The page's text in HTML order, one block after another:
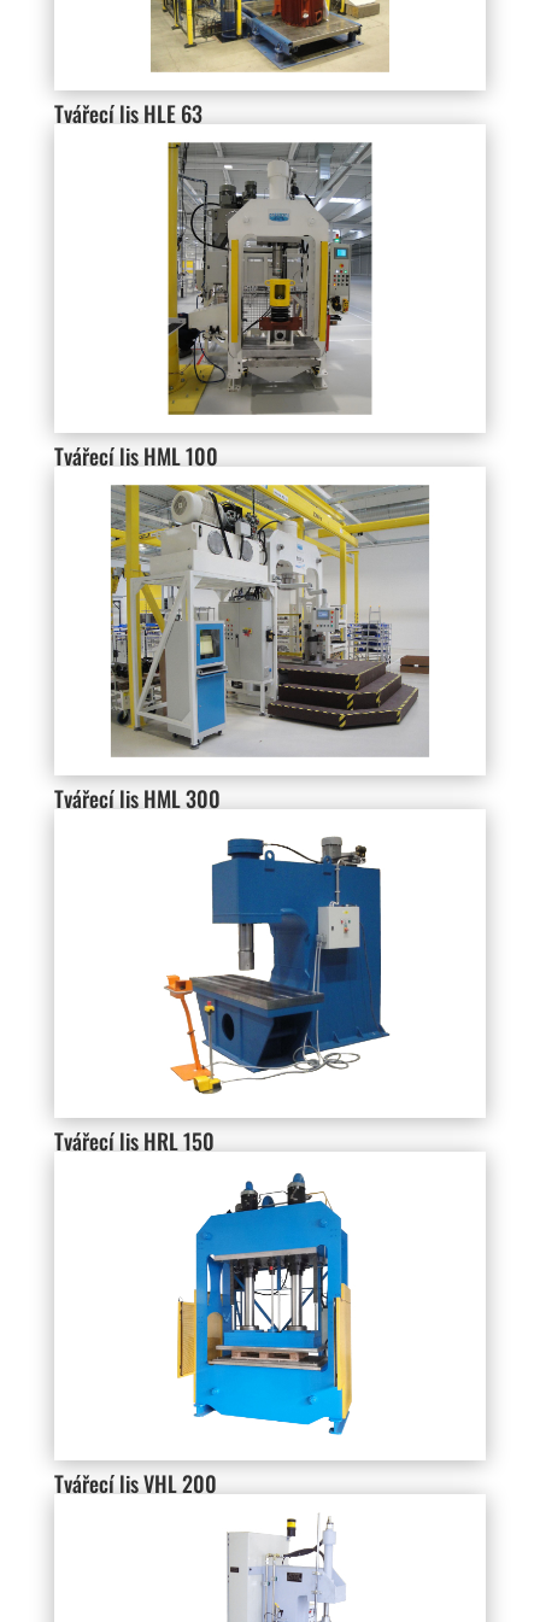
Tvářecí lis HLE 63
Tvářecí lis HML 100
Tvářecí lis HML 300
Tvářecí lis HRL 150
Tvářecí lis VHL 200